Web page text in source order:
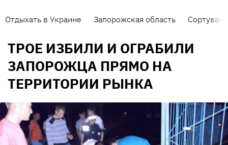
Отдыхать в Украине Запорожская область
ТРОЕ ИЗБИЛИ И ОГРАБИЛИ
ЗАПОРОЖЦА ПРЯМО НА
ТЕРРИТОРИИ РЫНКА